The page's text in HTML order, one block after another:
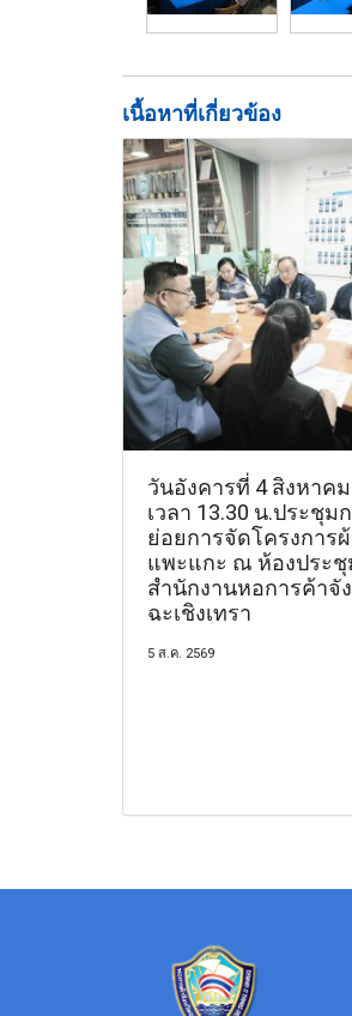
เนื้อหาที่เกี่ยวข้อง
วันอังคารที่ 4 สิงหาคม
เวลา 13.30 น.ประชุม
ย่อยการจัดโครงการ
แพะแกะ ณ ห้องประชุ
สำนักงานหอการค้าจั
ฉะเชิงเทรา
5 ส.ค. 2569